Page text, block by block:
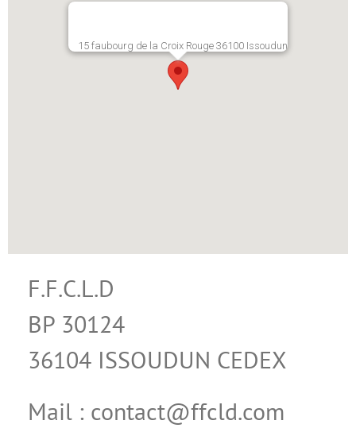
15 faubourg de la Croix Rouge 36100 Issoudun
F.F.C.L.D
BP 30124
36104 ISSOUDUN CEDEX
Mail : contact@ffcld.com